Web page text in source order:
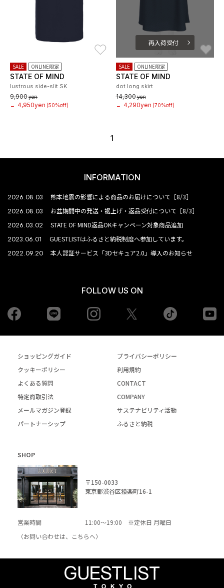
SALE ONLINE限定
STATE OF MIND
lustrous side-slit SK
9,900yen
→ 4,950yen (50%off)
再入荷受付
SALE ONLINE限定
STATE OF MIND
dot long skirt
14,300yen
→ 4,290yen (70%off)
1
INFORMATION
2026.08.03 熊本地震の影響による商品のお届けについて［8/3］
2026.08.03 お盆期間中の発送・裾上げ・返品受付について［8/3］
2026.03.02 STATE OF MIND返品OKキャンペーン対象商品追加
2023.06.01 GUESTLISTはふるさと納税制度へ参加しています。
2022.09.20 本人認証サービス「3Dセキュア2.0」導入のお知らせ
FOLLOW US ON
Facebook Instagram tiktok
ショッピングガイド
プライバシーポリシー
クッキーポリシー
利用規約
よくある質問
CONTACT
特定商取引法
COMPANY
メールマガジン登録
サステナビリティ活動
パートナーシップ
ふるさと納税
SHOP
〒150-0033
東京都渋谷区猿楽町16-1
営業時間
11:00～19:00 ※定休日 月曜日
〈お問い合わせは、
こちらへ〉